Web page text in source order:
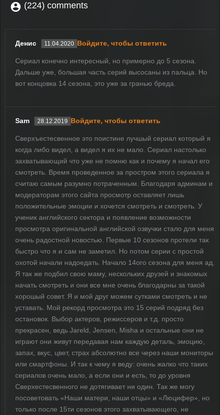
(224) comments
Денис 11.04.2020 Войдите, чтобы ответить
Сериал конечно интересный, но примерно до 5 сезона.
Дальше уже, большая часть серий высосаны из пальца. Но
вот концовка 14 сезона, это уже за гранью бреда.
Sam 28.12.2019 Войдите, чтобы ответить
Сверхъестесвенное это поистине лучшый сериал который я
когда либо видел, а видел я их не мало. Сериал настолько
захватывающий что уже не помню как и почему я начал его
смотреть. Время проведенное за простром этого сериала я
считаю самым разумно потраченным. Благодаря админам и
модераторам этого сайта просмотр оставляет лишь
положительные эмоции и хочется смотреть и смотреть. У
ученик английского сектора и появление возможности
просмотра оригинальной английской озвучки стало для меня
очень радостной новостью. Первые 10 сезонов протели так
быстро что я и сам не заметил. Но потом серии с простой
охотой начали надоедать. Начало 14ого сезона для меня ад.
Я так же подбил свою маму, нескольких друзей и знакомых
начать смотреть и они все мне очень благодарны за такой
хорошый совет. Я и мой друг можем сутками смотреть и не
уставать. Мой рекорд просмотра это 15 серий подряд без
остановок. Выбор актеров, режиссеров и т.д. просто
прекрасен, ведь Jareld, Jensen, Misha и остальные они не
играют они живут передавая нам каждую деталь, эмоцию,
запах, вкус, цвет, страх абсолютно все через наши мониторы
или смартфоны. И так к чему я веду: очень жалко что таких
сериалов очень мало, а если они и есть, то до уровня
Сверхестесвенного не дотягивает ни один. Так же могу
посоветовать «Наши матери, наши отцы» и «Люцифер», но
только после 15ти сезонов этого захватывающего, не